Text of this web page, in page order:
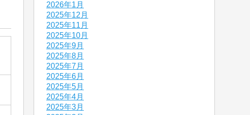
2026年1月
2025年12月
2025年11月
2025年10月
2025年9月
2025年8月
2025年7月
2025年6月
2025年5月
2025年4月
2025年3月